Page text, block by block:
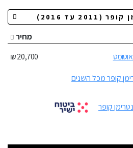
מחיר
20,700 ₪
קופר מכל השנים
קופר